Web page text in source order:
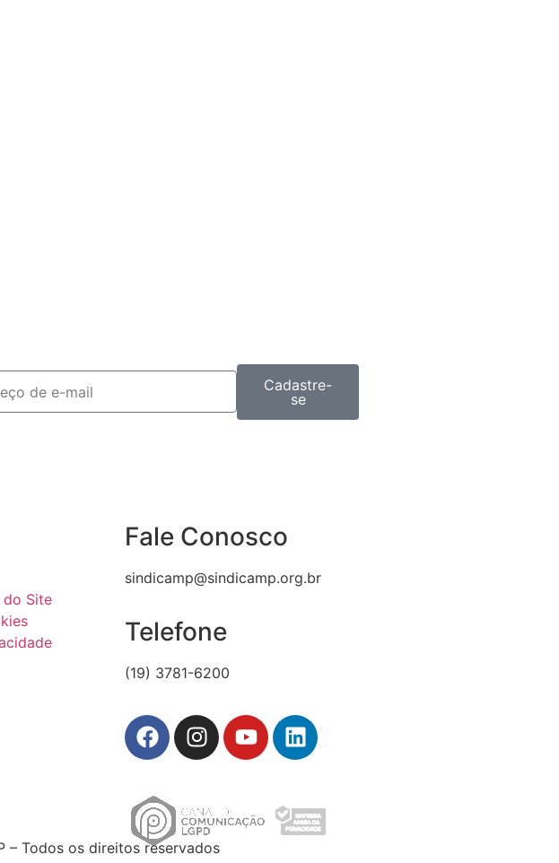
Cadastre-
se
do Site
Fale Conosco
sindicamp@sindicamp.org.br
Telefone
(19) 3781-6200
– Todos os direitos reservados